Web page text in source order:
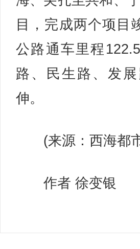
目，完成两个项目
公路通车里程
路、民生路、发
伸。
(来源：西海都
作者 徐变银